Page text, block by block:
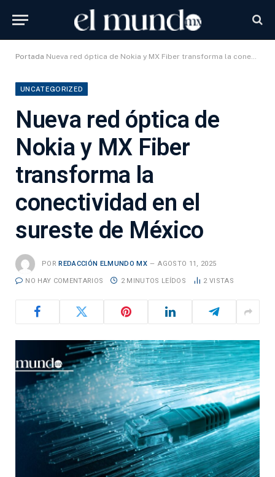
Portada Nueva red óptica de Nokia y MX Fiber transforma la conectividad en el sureste de México
UNCATEGORIZED
Nueva red óptica de
Nokia y MX Fiber
transforma la
conectividad en el
sureste de México
POR REDACCIÓN ELMUNDO MX AGOSTO 11, 2025
NO HAY COMENTARIOS 2 MINUTOS LEÍDOS 2 VISTAS